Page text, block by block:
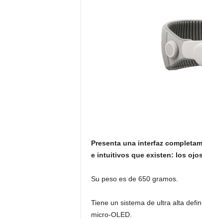
Presenta una interfaz
e intuitivos que existen: los
Su peso es de 650 gramos.
Tiene un sistema de ultra alta
micro-OLED.